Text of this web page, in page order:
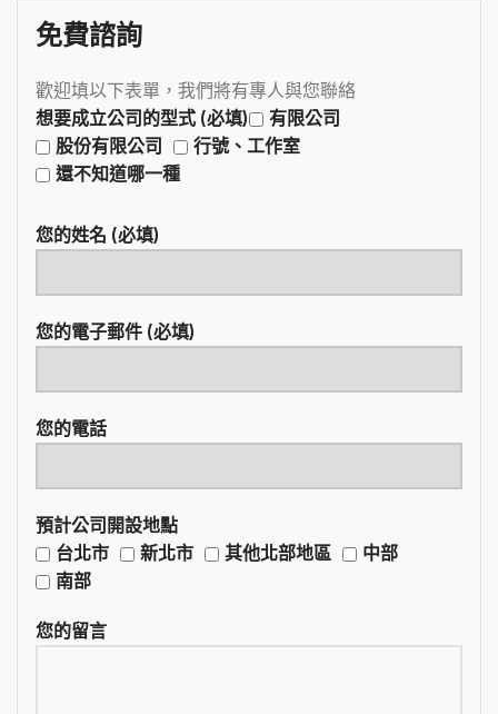
免費諮詢
歡迎填以下表單，我們將有專人與您聯絡
想要成立公司的型式 (必填)
有限公司
股份有限公司
行號、工作室
還不知道哪一種
您的姓名 (必填)
您的電子郵件 (必填)
您的電話
預計公司開設地點
台北市
新北市 其他北部地區
中部
南部
您的留言